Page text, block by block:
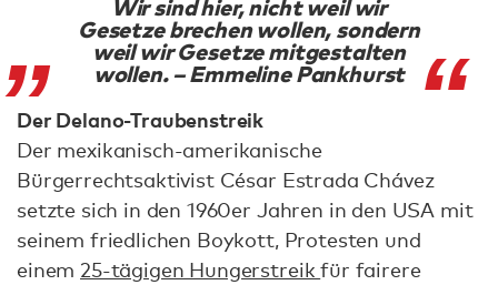
Wir sind hier, nicht weil wir
Gesetze brechen wollen, sondern
weil wir Gesetze mitgestalten
wollen. – Emmeline Pankhurst
Der Delano-Traubenstreik
Der mexikanisch-amerikanische
Bürgerrechtsaktivist César Estrada Chávez
setzte sich in den 1960er Jahren in den USA mit
seinem friedlichen Boykott, Protesten und
einem 25-tägigen Hungerstreikfür fairere